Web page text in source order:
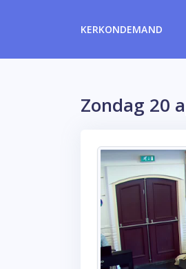
KERKONDEMAND
Zondag 20